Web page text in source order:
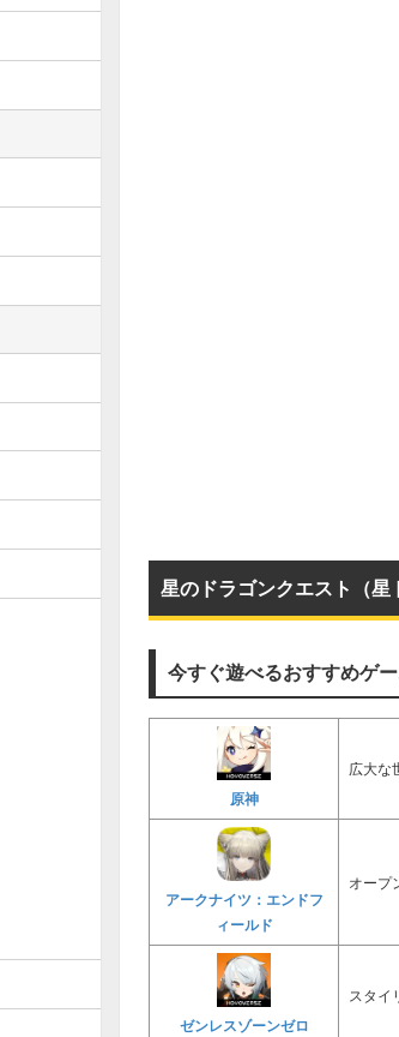
星のドラゴンクエスト（星
今すぐ遊べるおすすめゲ
原神
広大な
アークナイツ：エンドフ
ィールド
オープ
ゼンレスゾーンゼロ
スタイ